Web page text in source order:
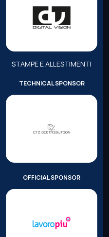
STAMPE E ALLESTIMENTI
TECHNICAL SPONSOR
OFFICIAL SPONSOR